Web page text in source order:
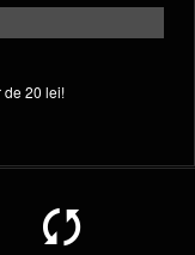
de 20 lei!